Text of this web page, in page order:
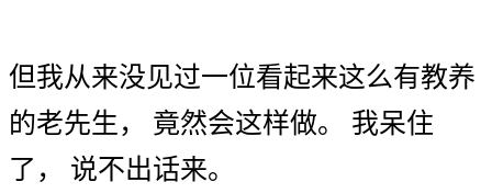
但我从来没见过一位看起来这么有教养
的老先生 ， 竟然会这样做。 我呆住
了 ， 说不出话来。